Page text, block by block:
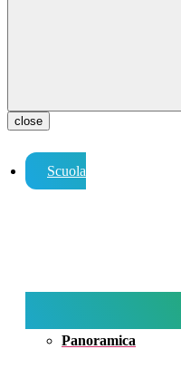
close
Scuola
Panoramica